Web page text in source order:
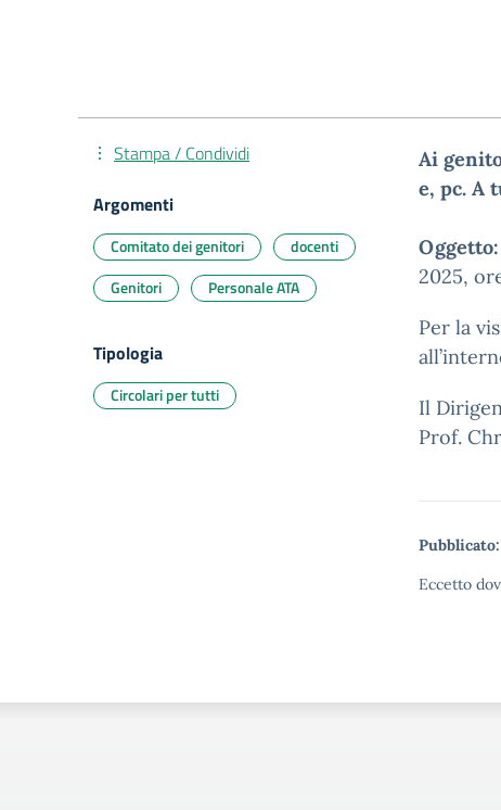
Ai
e, pc. A
Oggetto:
2025,
Per la
Il
Prof.
Pubblicato:
Eccetto
Stampa / Condividi
Argomenti
Comitato dei genitori
docenti
Genitori
Personale ATA
Tipologia
Circolari per tutti